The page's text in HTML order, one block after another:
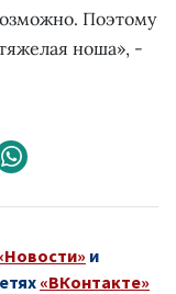
Поэтому
ноша», -
и
«ВКонтакте»